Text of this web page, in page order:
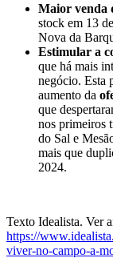
Maior venda
stock em 13
Nova da
Estimular a
que há mais
negócio. Esta
aumento da
que
nos primeiros
do Sal e
mais que
2024.
Texto Idealista. Ver
https://
viver-no-campo-a-